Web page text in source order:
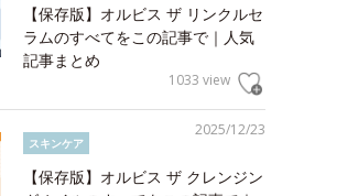
【保存版】オルビス ザ リンクルセ
ラムのすべてをこの記事で｜人気
記事まとめ
1033 view
2025/12/23
スキンケア
【保存版】オルビス ザ クレンジン